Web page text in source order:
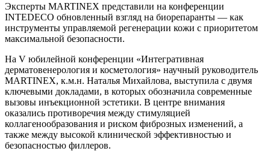
Эксперты MARTINEX представили на конференции
INTEDECO обновленный взгляд на биорепаранты — как
инструменты управляемой регенерации кожи с приоритетом
максимальной безопасности.
На V юбилейной конференции «Интегративная
дерматовенерология и косметология» научный руководитель
MARTINEX, к.м.н. Наталья Михайлова, выступила с двумя
ключевыми докладами, в которых обозначила современные
вызовы инъекционной эстетики. В центре внимания
оказались противоречия между стимуляцией
коллагенообразования и риском фиброзных изменений, а
также между высокой клинической эффективностью и
безопасностью филлеров.